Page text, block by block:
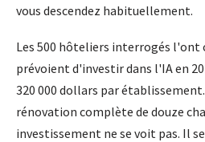
vous descendez habituellement.
Les 500 hôteliers interrogés l'ont
prévoient d'investir dans l'IA en
320 000 dollars par
rénovation complète de douze
investissement ne se voit pas. Il